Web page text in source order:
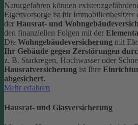
Naturgefahren können
Eigenvorsorge ist für Immobilienbesitzer
der Hausrat- und
den finanziellen Folgen mit der
Die Wohngebäudeversicherung mit
Ihr Gebäude gegen Zerstörungen
z. B. Starkregen, Hochwasser oder
Hausratversicherung ist Ihre
abgesichert.
Mehr erfahren
Hausrat- und Glasversicherung